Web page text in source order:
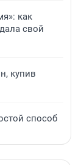
как
свой
купив
способ